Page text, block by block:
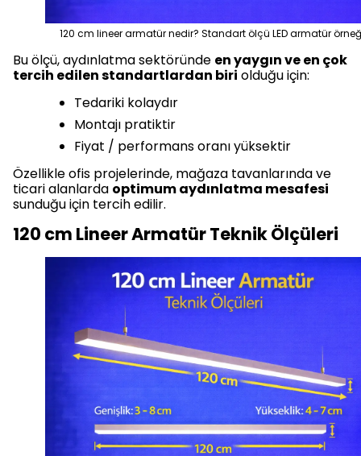
120 cm lineer armatür nedir? Standart ölçü LED armatür
Bu ölçü, aydınlatma sektöründe en yaygın ve en çok
tercih edilen standartlardan biri olduğu için:
Tedariki kolaydır
Montajı pratiktir
Fiyat / performans oranı yüksektir
Özellikle ofis projelerinde, mağaza tavanlarında ve
ticari alanlarda optimum aydınlatma mesafesi
sunduğu için tercih edilir.
120 cm Lineer Armatür Teknik Ölçüleri